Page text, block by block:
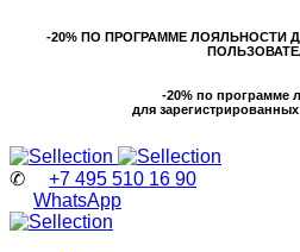
-20% ПО ПРОГРАММЕ ЛОЯЛЬНОСТИ
-20% по программе
для
✆ +7 495 510 16 90
WhatsApp